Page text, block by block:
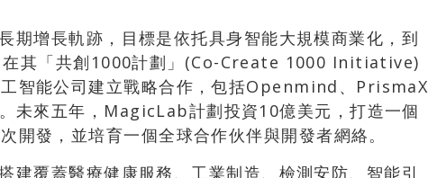
增長軌跡，目標是依托具身智能大規模商業化，到
在其「共創1000計劃」(Co-Create 1000 Initiative)
智能公司建立戰略合作，包括Openmind、PrismaX
來五年，MagicLab計劃投資10億美元，打造一個
開發，並培育一個全球合作伙伴與開發者網絡。
覆蓋醫療健康服務、工業制造、檢測安防、智能引